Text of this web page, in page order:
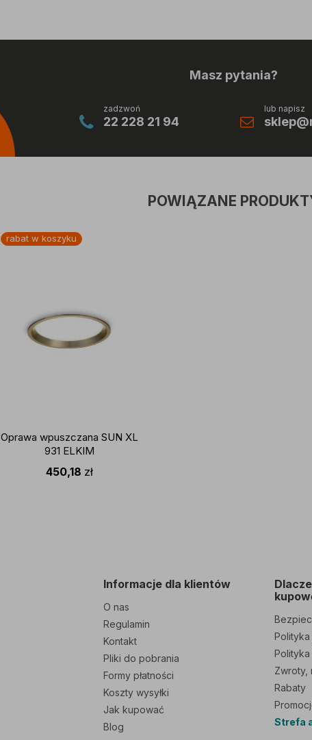
Masz pytania?
zadzwoń
22 228 21 94
lub napisz
POWIĄZANE
rabat w koszyku
Oprawa wpuszczana SUN XL
931 ELKIM
450,18 zł
Informacje dla klientów
O nas
Regulamin
Kontakt
Pliki do pobrania
Formy płatności
Koszty wysyłki
Jak kupować
Blog
Zwroty,
Rabaty
Strefa